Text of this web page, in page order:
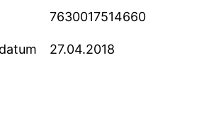
7630017514660
27.04.2018